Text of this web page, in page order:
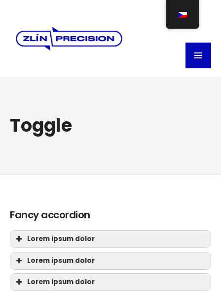
Toggle
Fancy accordion
Lorem ipsum dolor
Lorem ipsum dolor
Lorem ipsum dolor